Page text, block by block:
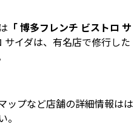
「 博多フレンチ ビストロ サ
イダは、有名店で修行した
ップなど店舗の詳細情報はは